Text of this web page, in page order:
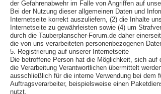
der Gefahrenabwehr im Falle von Angriffen auf
Bei der Nutzung dieser allgemeinen Daten und
Internetseite korrekt auszuliefern, (2) die Inhalte
Internetseite zu gewährleisten sowie (4) um
durch die Tauberplanscher-Forum.de daher
die von uns verarbeiteten personenbezogenen
5. Registrierung auf unserer Internetseite
Die betroffene Person hat die Möglichkeit, sich auf
die Verarbeitung Verantwortlichen übermittelt
ausschließlich für die interne Verwendung bei dem
Auftragsverarbeiter, beispielsweise einen
nutzt.